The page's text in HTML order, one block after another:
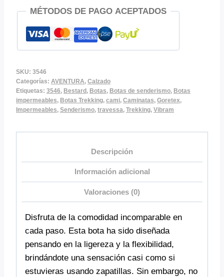
3546
cantidad
MÉTODOS DE PAGO ACEPTADOS
SKU: 3546
Categorías: AVENTURA, Calzado
Etiquetas: 3546, Bestard, Botas, Botas de senderismo, Botas
impermeables, Botas Trekking, cami, Caminatas, Goretex,
Impermeables, Senderismo, travessa, Trekking, Vibram
Descripción
Información adicional
Valoraciones (0)
Disfruta de la comodidad incomparable en
cada paso. Esta bota ha sido diseñada
pensando en la ligereza y la flexibilidad,
brindándote una sensación casi como si
estuvieras usando zapatillas. Sin embargo, no